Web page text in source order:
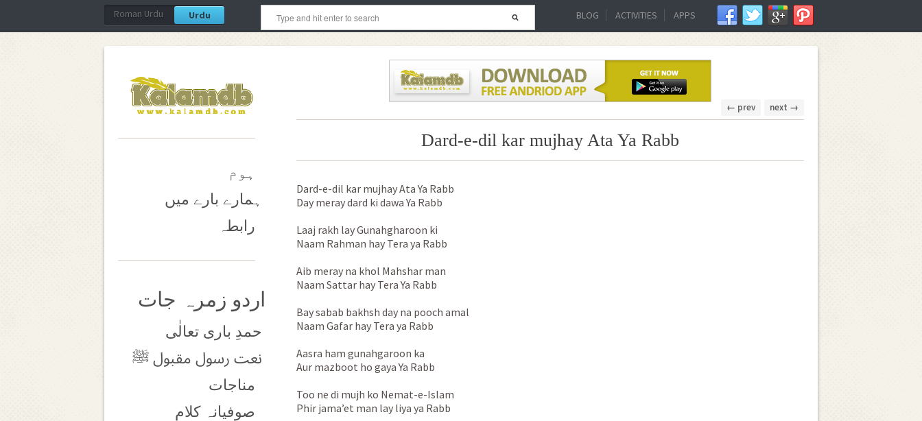
Roman Urdu Urdu BLOG ACTIVITIES APPS
ہوم
ہمارے بارے میں
رابطہ
اردو زمرہ جات
حمدِ باری تعالٰی
نعت رسول مقبول ﷺ
مناجات
صوفیانہ کلام
← prev next →
Dard-e-dil kar mujhay Ata Ya Rabb
Dard-e-dil kar mujhay Ata Ya Rabb
Day meray dard ki dawa Ya Rabb
Laaj rakh lay Gunahgharoon ki
Naam Rahman hay Tera ya Rabb
Aib meray na khol Mahshar man
Naam Sattar hay Tera Ya Rabb
Bay sabab bakhsh day na pooch amal
Naam Gafar hay Tera ya Rabb
Aasra ham gunahgaroon ka
Aur mazboot ho gaya Ya Rabb
Too ne di mujh ko Nemat-e-Islam
Phir jama’et man lay liya ya Rabb